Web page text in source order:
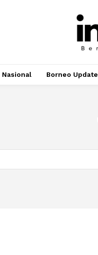
Nasional Borneo Update